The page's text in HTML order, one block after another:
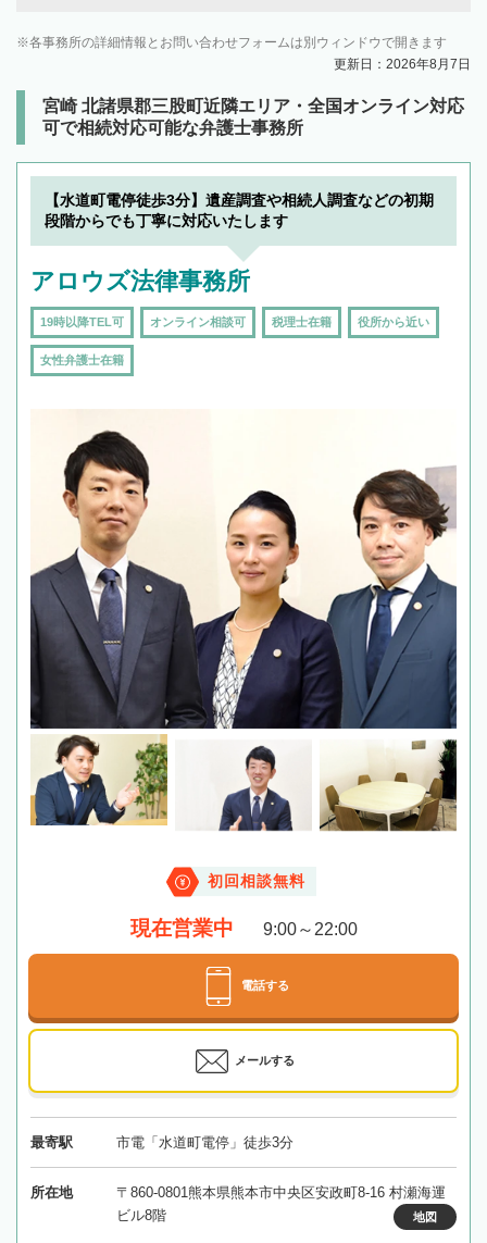
各事務所の詳細情報とお問い合わせフォームは別ウィンドウで開きます
更新日：2026年8月7日
宮崎 北諸県郡三股町近隣エリア・全国オンライン対応
可で相続対応可能な弁護士事務所
【水道町電停徒歩3分】遺産調査や相続人調査などの初期
段階からでも丁寧に対応いたします
アロウズ法律事務所
19時以降TEL可 オンライン相談可 税理士在籍 役所から近い
女性弁護士在籍
初回相談無料
現在営業中 9:00～22:00
電話する
メールする
最寄駅 市電「水道町電停」徒歩3分
所在地
〒860-0801熊本県熊本市中央区安政町8-16 村瀬海運
ビル8階
地図